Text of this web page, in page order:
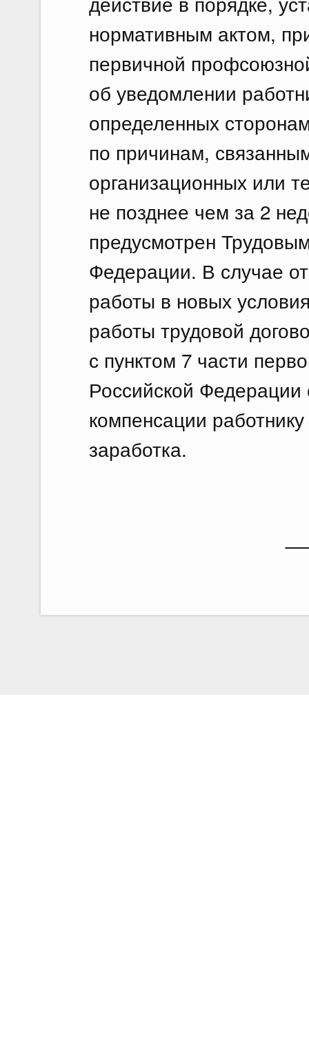
нормативным актом,
первичной
об уведомлении
определенных
по причинам,
организационных или
не позднее чем за 2
предусмотрен
Федерации. В случае
работы в новых
работы трудовой
с пунктом 7 части
Российской
компенсации
заработка.